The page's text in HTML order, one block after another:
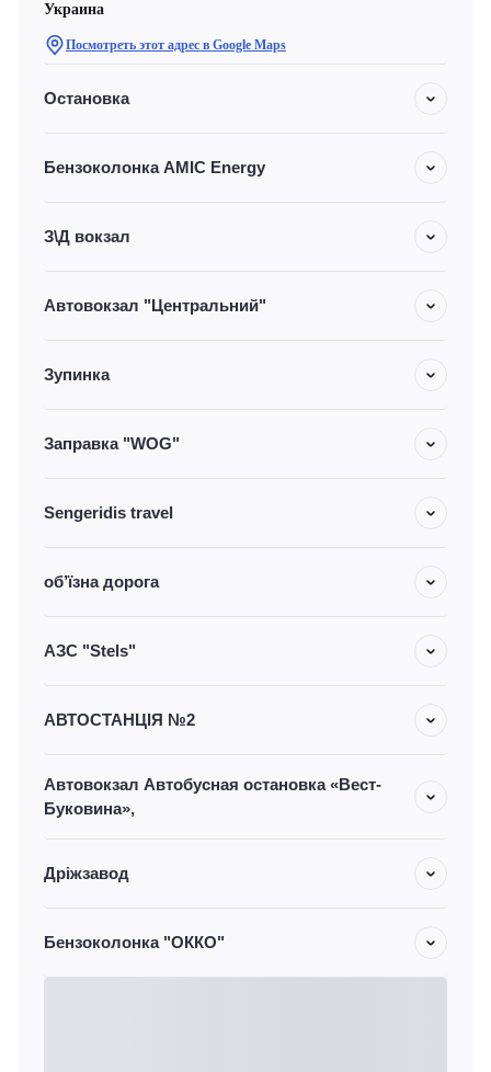
Украина
Посмотреть этот адрес в Google Maps
Остановка
Бензоколонка AMIC Energy
З\Д вокзал
Автовокзал "Центральний"
Зупинка
Заправка "WOG"
Sengeridis travel
об’їзна дорога
АЗС "Stels"
АВТОСТАНЦІЯ №2
Автовокзал Автобусная остановка «Вест-
Буковина»,
Дріжзавод
Бензоколонка "ОККО"